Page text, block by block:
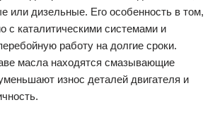
или дизельные. Его особенность в том,
с каталитическими системами и
работу на долгие сроки.
масла находятся смазывающие
износ деталей двигателя и